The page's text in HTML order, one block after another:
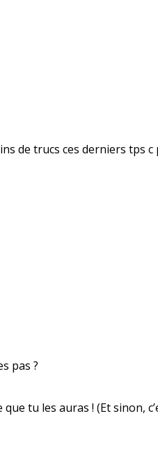
de trucs ces derniers tps c
pas ?
tu les auras ! (Et sinon,